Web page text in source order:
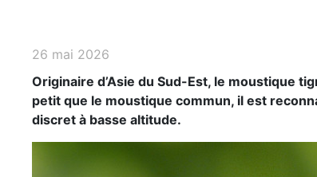
26 mai 2026
Originaire d’Asie du Sud-Est, le moustique
petit que le moustique commun, il est
discret à basse altitude.